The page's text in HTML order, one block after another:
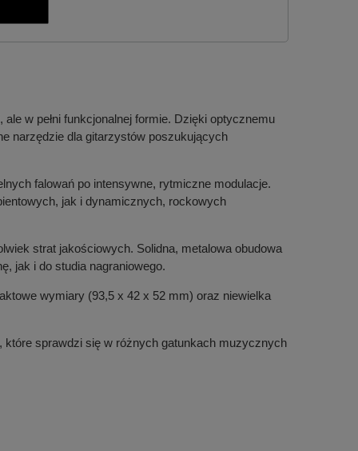
w pełni funkcjonalnej formie. Dzięki optycznemu
narzędzie dla gitarzystów poszukujących
falowań po intensywne, rytmiczne modulacje.
jak i dynamicznych, rockowych
strat jakościowych. Solidna, metalowa obudowa
jak i do studia nagraniowego.
wymiary (93,5 x 42 x 52 mm) oraz niewielka
które sprawdzi się w różnych gatunkach muzycznych